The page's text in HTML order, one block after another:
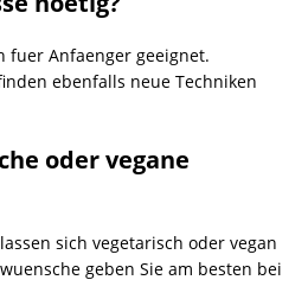
fuer Anfaenger geeignet.
ebenfalls neue Techniken
oder vegane
sich vegetarisch oder vegan
geben Sie am besten bei